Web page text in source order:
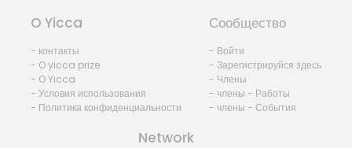
O Yicca
- контакты
- O yicca prize
- O Yicca
- Условия использования
- Политика конфиденциальности
Сообщество
- Войти
- Зарегистрируйся здесь
- Члены
- члены - Работы
- члены - События
Network